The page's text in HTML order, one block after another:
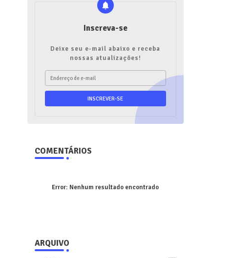
Inscreva-se
Deixe seu e-mail abaixo e receba
nossas atualizações!
COMENTÁRIOS
Error: Nenhum resultado encontrado
ARQUIVO